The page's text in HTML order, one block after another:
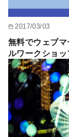
2017/03/03
無料でウェブ
ルワークショ